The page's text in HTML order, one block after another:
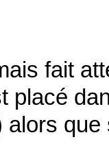
fait
placé
alors